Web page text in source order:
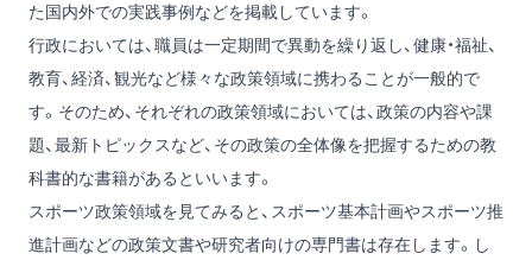
た国内外での実践事例などを掲載しています。
行政においては、職員は一定期間で異動を繰り返し、健康・福祉、
教育、経済、観光など様々な政策領域に携わることが一般的で
す。そのため、それぞれの政策領域においては、政策の内容や課
題、最新トピックスなど、その政策の全体像を把握するための教
科書的な書籍があるといいます。
スポーツ政策領域を見てみると、スポーツ基本計画やスポーツ推
進計画などの政策文書や研究者向けの専門書は存在します。し